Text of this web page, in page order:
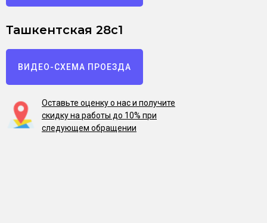
Ташкентская 28с1
ВИДЕО-СХЕМА ПРОЕЗДА
Оставьте оценку о нас и получите
скидку на работы до 10% при
следующем обращении